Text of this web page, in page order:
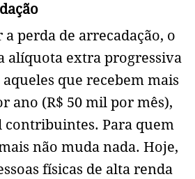
a perda de arrecadação, o
alíquota extra progressiva
aqueles que recebem mais
ano (R$ 50 mil por mês),
contribuintes. Para quem
não muda nada. Hoje,
físicas de alta renda